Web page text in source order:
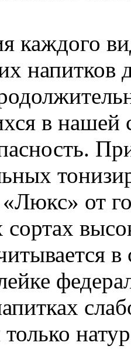
каждого
напитков
в нашей
«Люкс» от
только